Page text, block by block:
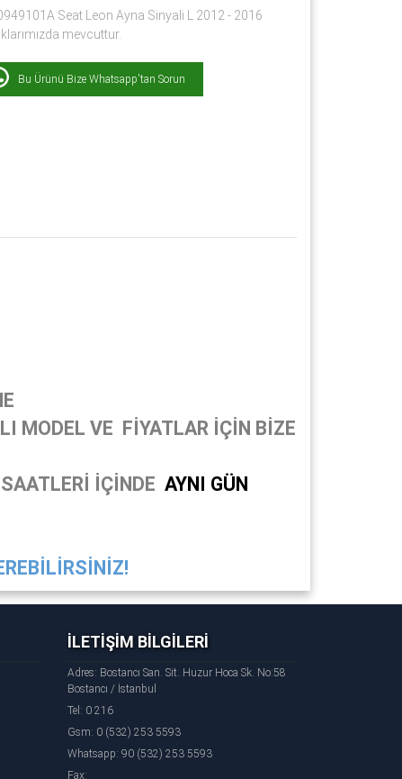
Seat Leon Ayna Sinyali L 2012 - 2016
mevcuttur.
Bu Ürünü Bize Whatsapp'tan Sorun
MODEL VE FİYATLAR İÇİN BİZE
İÇİNDE AYNI GÜN
İLETİŞİM BİLGİLERİ
Adres: Bostancı San. Sit. Huzur Hoca Sk. No:58
Bostancı / İstanbul
Tel: 0 216
Gsm: 0 (532) 253 5593
Whatsapp: 90 (532) 253 5593
Fax: